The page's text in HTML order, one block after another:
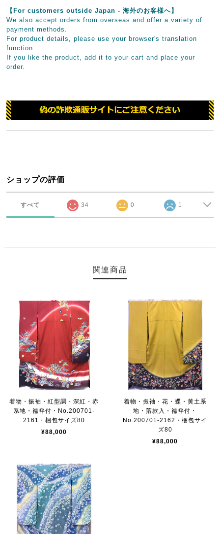
【For customers outside Japan - 海外のお客様へ】
We also accept orders from overseas and offer a variety of
payment methods.
For product details, please use your browser's translation
function.
If you like the product, add it to your cart and place your
order.
ショップの評価
すべて 34 0 1
関連商品
着物・振袖・紅型調・深紅・赤
系地・襦袢付・No.200701-
2161・梱包サイズ80
¥88,000
着物・振袖・花・蝶・黄土系
地・落款入・襦袢付・
No.200701-2162・梱包サイ
ズ80
¥88,000